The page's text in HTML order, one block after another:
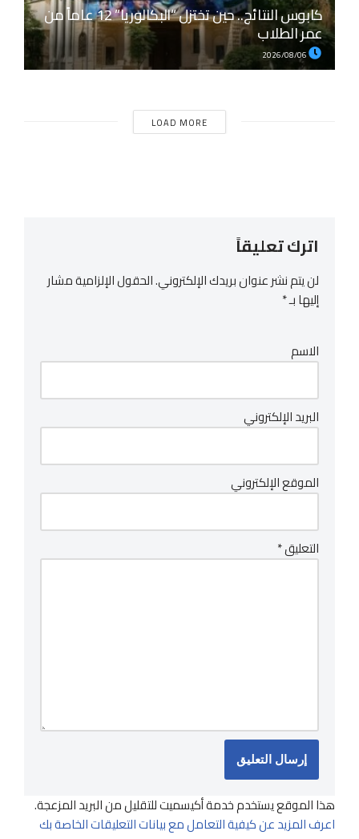
كابوس النتائج.. حين تختزل “البكالوريا” 12 عاماً من
عمر الطلاب
LOAD MORE
اترك تعليقاً
لن يتم نشر عنوان بريدك الإلكتروني.الحقول الإلزامية مشار
إليها بـ*
الاسم
البريد الإلكتروني
الموقع الإلكتروني
التعليق*
هذا الموقع يستخدم خدمة أكيسميت للتقليل من البريد المزعجة.
اعرف المزيد عن كيفية التعامل مع بيانات التعليقات الخاصة بك